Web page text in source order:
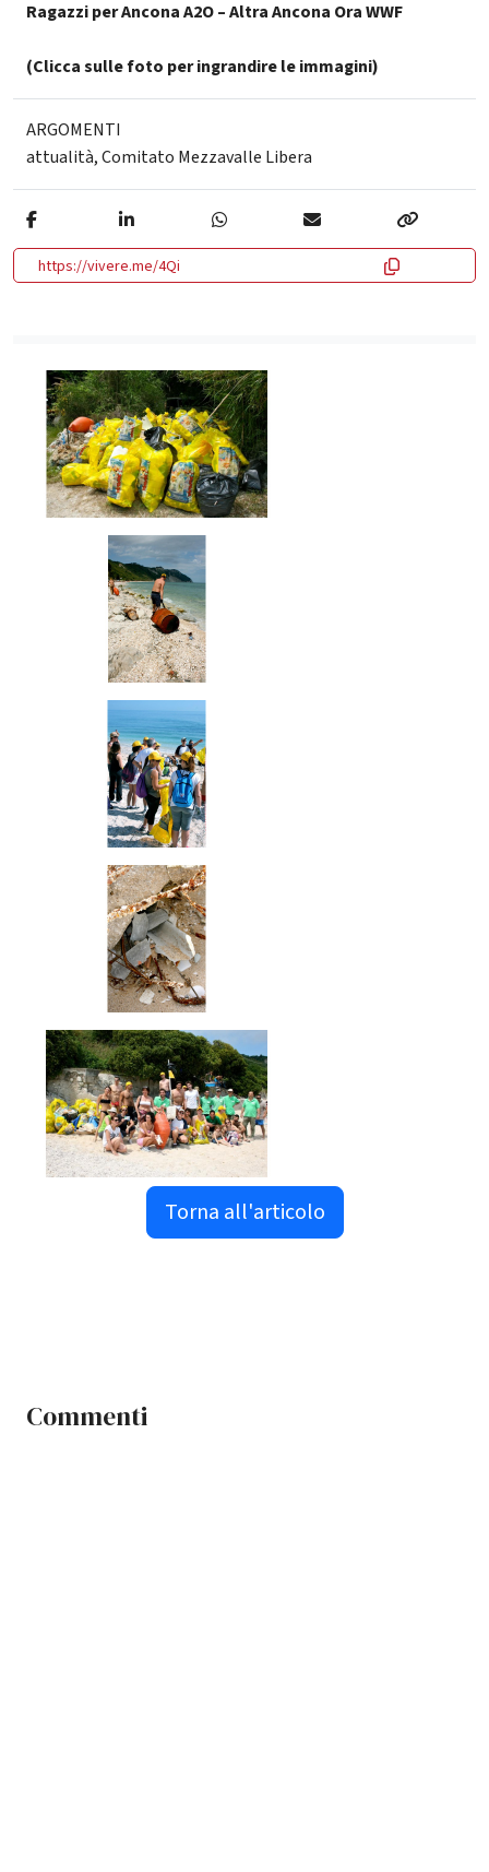
Ragazzi per Ancona A2O – Altra Ancona Ora WWF
(Clicca sulle foto per ingrandire le immagini)
ARGOMENTI
attualità,Comitato Mezzavalle Libera
https://vivere.me/4Qi
Torna all'articolo
Commenti